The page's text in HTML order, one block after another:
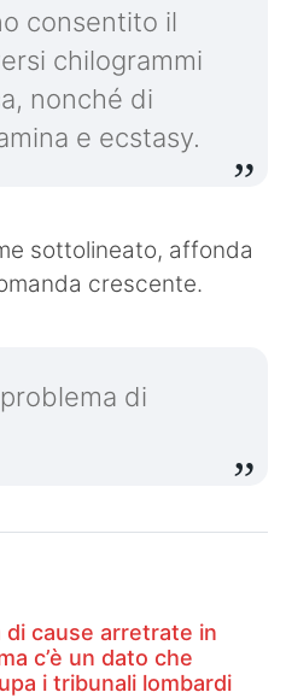
consentito il
chilogrammi
nonché di
e ecstasy.
sottolineato, affonda
crescente.
di
di cause arretrate in
c’è un dato che
i tribunali lombardi